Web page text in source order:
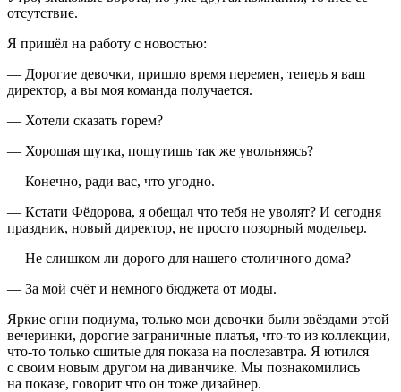
отсутствие.
Я пришёл на работу с новостью:
— Дорогие девочки, пришло время перемен, теперь я ваш
директор, а вы моя команда получается.
— Хотели сказать горем?
— Хорошая шутка, пошутишь так же увольняясь?
— Конечно, ради вас, что угодно.
— Кстати Фёдорова, я обещал что тебя не уволят? И сегодня
праздник, новый директор, не просто позорный модельер.
— Не слишком ли дорого для нашего столичного дома?
— За мой счёт и немного бюджета от моды.
Яркие огни подиума, только мои девочки были звёздами этой
вечеринки, дорогие заграничные платья, что-то из коллекции,
что-то только сшитые для показа на послезавтра. Я ютился
с своим новым другом на диванчике. Мы познакомились
на показе, говорит что он тоже дизайнер.